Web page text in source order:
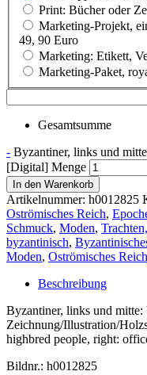
Print: Bücher oder
Marketing-Projekt,
49, 90 Euro
Marketing: Etikett,
Marketing-Paket,
Gesamtsumme
- Byzantiner, links und
[Digital] Menge
In den Warenkorb
Artikelnummer: h0012825
Oströmisches Reich,
Schmuck, Moden,
byzantinisch,
Moden, Oströmisches Reich
Beschreibung
Byzantiner, links und
Zeichnung/Illustration/
highbred people, right:
Bildnr.: h0012825